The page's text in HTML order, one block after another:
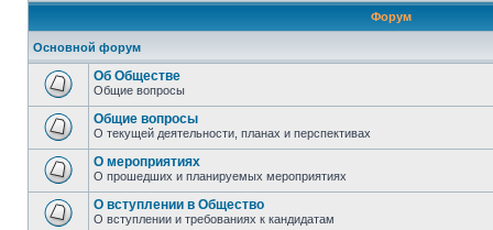
Форум
Основной форум
Об Обществе
Общие вопросы
Общие вопросы
О текущей деятельности, планах и перспективах
О мероприятиях
О прошедших и планируемых мероприятиях
О вступлении в Общество
О вступлении и требованиях к кандидатам